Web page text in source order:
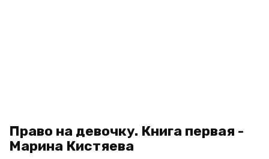
Право на девочку. Книга первая -
Марина Кистяева